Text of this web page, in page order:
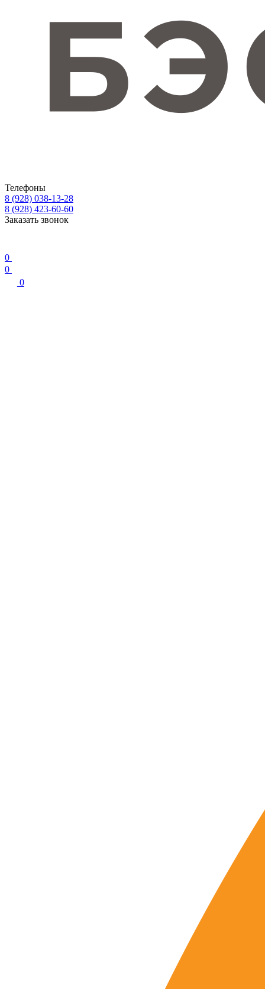
Телефоны
8 (928) 038-13-28
8 (928) 423-60-60
Заказать звонок
0
0
0